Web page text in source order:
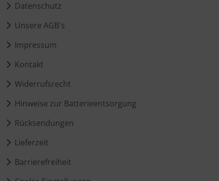
Datenschutz
Unsere AGB's
Impressum
Kontakt
Widerrufsrecht
Hinweise zur Batterieentsorgung
Rücksendungen
Lieferzeit
Barrierefreiheit